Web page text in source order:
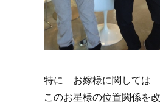
特に お嫁様に関しては
このお星様の位置関係